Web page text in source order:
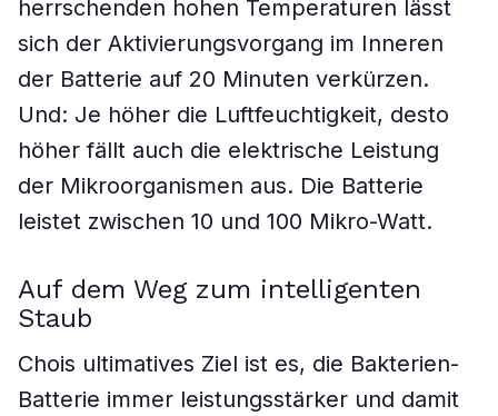
herrschenden hohen Temperaturen lässt
sich der Aktivierungsvorgang im Inneren
der Batterie auf 20 Minuten verkürzen.
Und: Je höher die Luftfeuchtigkeit, desto
höher fällt auch die elektrische Leistung
der Mikroorganismen aus. Die Batterie
leistet zwischen 10 und 100 Mikro-Watt.
Auf dem Weg zum intelligenten
Staub
Chois ultimatives Ziel ist es, die Bakterien-
Batterie immer leistungsstärker und damit